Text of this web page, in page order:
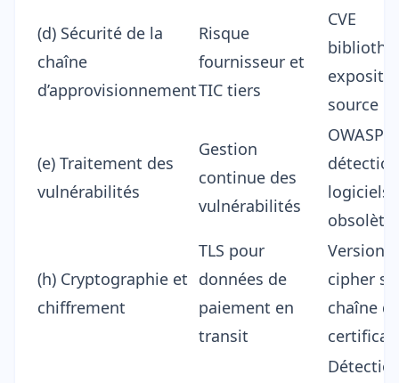
(d) Sécurité de la
chaîne
d’approvisionnement
Risque
fournisseur et
TIC tiers
CVE
source
(e) Traitement des
vulnérabilités
Gestion
continue des
vulnérabilités
OWASP
détection
logiciels
(h) Cryptographie et
chiffrement
TLS pour
données de
paiement en
transit
Version
cipher
chaîne